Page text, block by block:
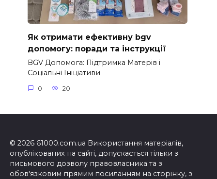
Як отримати ефективну bgv
допомогу: поради та інструкції
BGV Допомога: Підтримка Матерів і
Соціальні Ініціативи
0 20
© 2026 61000.com.ua Використання матеріалів,
опублікованих на сайті, допускається тільки з
письмового дозволу правовласника та з
обов'язковим прямим посиланням на сторінку, з